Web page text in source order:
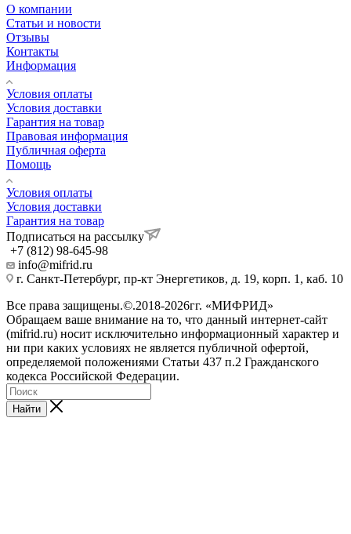
О компании
Статьи и новости
Отзывы
Контакты
Информация
Условия оплаты
Условия доставки
Гарантия на товар
Правовая информация
Публичная оферта
Помощь
Условия оплаты
Условия доставки
Гарантия на товар
Подписаться на рассылку
+7 (812) 98-645-98
info@mifrid.ru
г. Санкт-Петербург, пр-кт Энергетиков, д. 19, корп. 1, каб. 10
Все права защищены.©.2018-2026гг. «МИФРИД»
Обращаем ваше внимание на то, что данный интернет-сайт
(mifrid.ru) носит исключительно информационный характер и
ни при каких условиях не является публичной офертой,
определяемой положениями Статьи 437 п.2 Гражданского
кодекса Российской Федерации.
Найти